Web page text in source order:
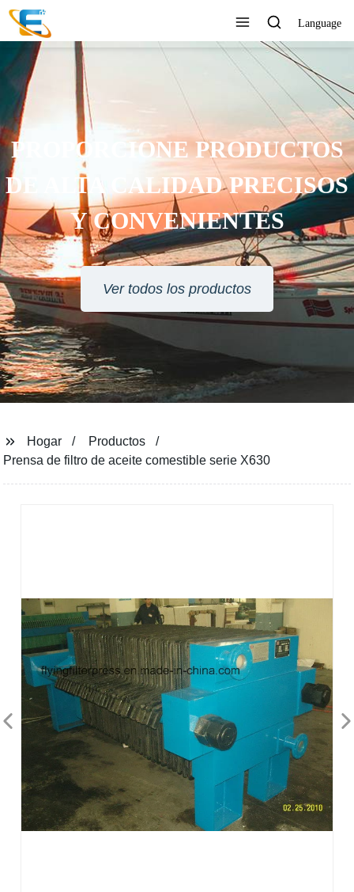
Language
PROPORCIONE PRODUCTOS
DE ALTA CALIDAD PRECISOS
Y CONVENIENTES
Ver todos los productos
Hogar
Productos
Prensa de filtro de aceite comestible serie X630